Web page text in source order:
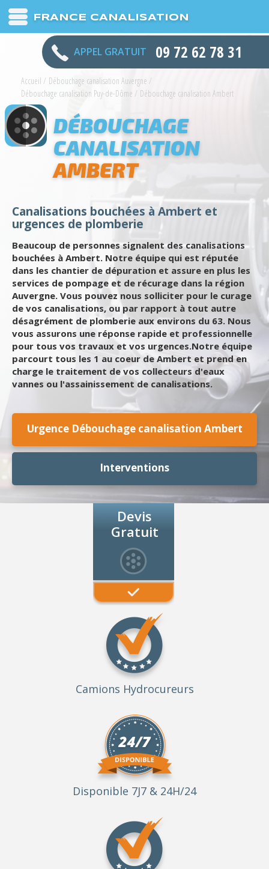
FRANCE CANALISATION
APPEL GRATUIT 09 72 62 78 31
Accueil / Débouchage canalisation Auvergne /
Débouchage canalisation Puy-de-Dôme / Débouchage canalisation Ambert
DÉBOUCHAGE
CANALISATION
AMBERT
Canalisations bouchées à Ambert et
urgences de plomberie
Beaucoup de personnes signalent des canalisations
bouchées à Ambert. Notre équipe qui est réputée
dans les chantier de dépuration et assure en plus les
services de pompage et de récurage dans la région
Auvergne. Vous pouvez nous solliciter pour le curage
de vos canalisations, ou par rapport à tout autre
désagrément de plomberie aux environs du 63. Nous
vous assurons une réponse rapide et professionnelle
pour tous vos travaux et vos urgences.Notre équipe
parcourt tous les 1 au coeur de Ambert et prend en
charge le traitement de vos collecteurs d'eaux
vannes ou l'assainissement de canalisations.
Urgence Débouchage canalisation Ambert
Interventions
Devis
Gratuit
Camions Hydrocureurs
Disponible 7J7 & 24H/24